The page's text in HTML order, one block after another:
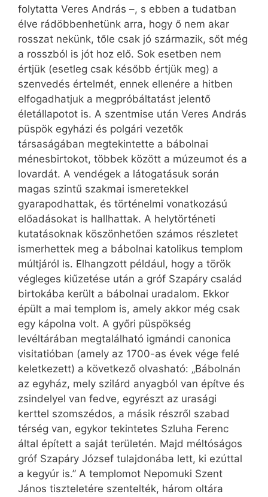
folytatta Veres András –, s ebben a tudatban
élve rádöbbenhetünk arra, hogy ő nem akar
rosszat nekünk, tőle csak jó származik, sőt még
a rosszból is jót hoz elő. Sok esetben nem
értjük (esetleg csak később értjük meg) a
szenvedés értelmét, ennek ellenére a hitben
elfogadhatjuk a megpróbáltatást jelentő
életállapotot is. A szentmise után Veres András
püspök egyházi és polgári vezetők
társaságában megtekintette a bábolnai
ménesbirtokot, többek között a múzeumot és a
lovardát. A vendégek a látogatásuk során
magas szintű szakmai ismeretekkel
gyarapodhattak, és történelmi vonatkozású
előadásokat is hallhattak. A helytörténeti
kutatásoknak köszönhetően számos részletet
ismerhettek meg a bábolnai katolikus templom
múltjáról is. Elhangzott például, hogy a török
végleges kiűzetése után a gróf Szapáry család
birtokába került a bábolnai uradalom. Ekkor
épült a mai templom is, amely akkor még csak
egy kápolna volt. A győri püspökség
levéltárában megtalálható igmándi canonica
visitatióban (amely az 1700-as évek vége felé
keletkezett) a következő olvasható: „Bábolnán
az egyház, mely szilárd anyagból van építve és
zsindelyel van fedve, egyrészt az urasági
kerttel szomszédos, a másik részről szabad
térség van, egykor tekintetes Szluha Ferenc
által épített a saját területén. Majd méltóságos
gróf Szapáry József tulajdonába lett, ki ezúttal
a kegyúr is.” A templomot Nepomuki Szent
János tiszteletére szentelték, három oltára